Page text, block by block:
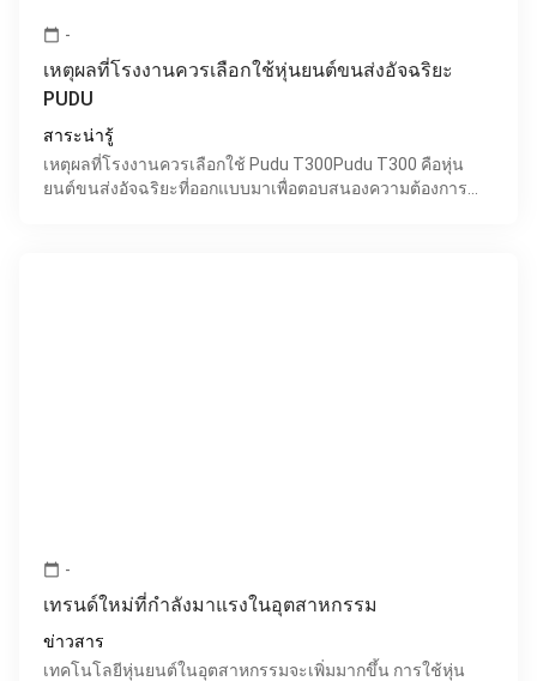
calendar_today -
เหตุผลที่โรงงานควรเลือกใช้หุ่นยนต์ขนส่งอัจฉริยะ
PUDU
สาระน่ารู้
เหตุผลที่โรงงานควรเลือกใช้ Pudu T300Pudu T300 คือหุ่น
ยนต์ขนส่งอัจฉริยะที่ออกแบบมาเพื่อตอบสนองความต้องการ
calendar_today -
เทรนด์ใหม่ที่กำลังมาแรงในอุตสาหกรรม
ข่าวสาร
เทคโนโลยีหุ่นยนต์ในอุตสาหกรรมจะเพิ่มมากขึ้น การใช้หุ่น